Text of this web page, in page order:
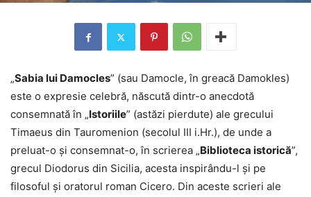
„Sabia lui Damocles” (sau Damocle, în greacă Damokles)
este o expresie celebră, născută dintr-o anecdotă
consemnată în „Istoriile” (astăzi pierdute) ale grecului
Timaeus din Tauromenion (secolul III i.Hr.), de unde a
preluat-o și consemnat-o, în scrierea „Biblioteca istorică”,
grecul Diodorus din Sicilia, acesta inspirându-l și pe
filosoful și oratorul roman Cicero. Din aceste scrieri ale